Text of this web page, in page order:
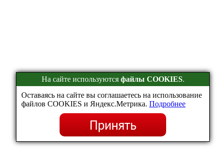
На сайте используются файлы COOKIES.
Оставаясь на сайте вы соглашаетесь на использование
файлов COOKIES и Яндекс.Метрика. Подробнее
Принять